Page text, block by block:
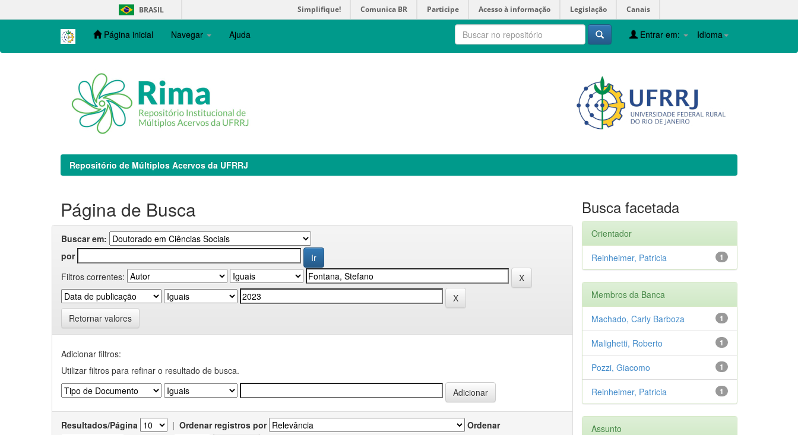
navigation
BRASIL Simplifique! Comunica BR Participe Acesso à informação Legislação Canais
Página inicial Navegar Ajuda Idioma
Entrar em:
Repositório de Múltiplos Acervos da UFRRJ
Página de Busca
Buscar em:
por
Filtros correntes:
Retornar valores
Adicionar filtros:
Utilizar filtros para refinar o resultado de busca.
Resultados/Página | Ordenar registros por
Ordenar
Busca facetada
Orientador
1
Reinheimer, Patricia
Membros da Banca
1
Machado, Carly Barboza
1
Malighetti, Roberto
1
Pozzi, Giacomo
1
Reinheimer, Patricia
Assunto